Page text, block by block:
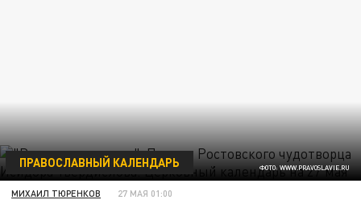
ФОТО: WWW.PRAVOSLAVIE.RU
ПРАВОСЛАВНЫЙ КАЛЕНДАРЬ
МИХАИЛ ТЮРЕНКОВ 27 МАЯ 01:00